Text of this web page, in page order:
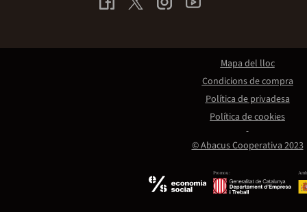
Promou:
© Abacus Cooperativa 2023
Mapa del lloc
Condicions de compra
Política de privadesa
Política de cookies